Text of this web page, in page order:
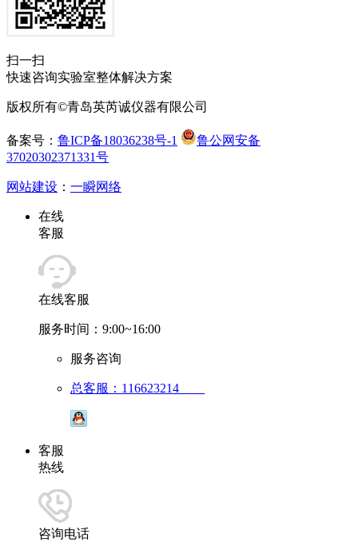
扫一扫
快速咨询实验室整体解决方案
版权所有©青岛英芮诚仪器有限公司
备案号： 鲁ICP备18036238号-1
鲁公网安备
37020302371331号
网站建设 ： 一瞬网络
在线
客服
在线客服
服务时间：9:00~16:00
服务咨询
总客服：116623214
客服
热线
咨询电话